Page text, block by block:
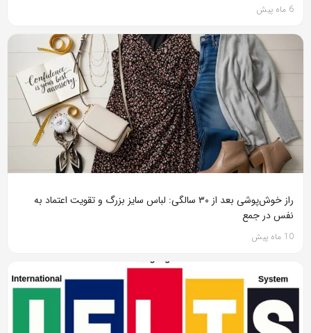
6 ماه پیش
راز خوش‌پوشی بعد از ۳۰ سالگی: لباس سایز بزرگ و تقویت اعتماد به
نفس در جمع
10 ماه پیش